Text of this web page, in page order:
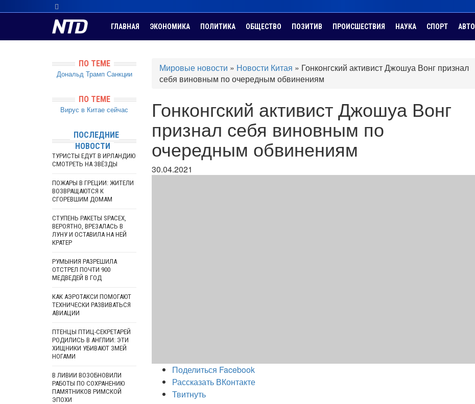
ГЛАВНАЯ ЭКОНОМИКА ПОЛИТИКА ОБЩЕСТВО ПОЗИТИВ ПРОИСШЕСТВИЯ НАУКА СПОРТ АВТО
Мировые новости » Новости Китая » Гонконгский активист Джошуа Вонг признал
себя виновным по очередным обвинениям
Гонконгский активист Джошуа Вонг
признал себя виновным по
очередным обвинениям
30.04.2021
Поделиться Facebook
Рассказать ВКонтакте
Твитнуть
ПО ТЕМЕ
Дональд Трамп Санкции
ПО ТЕМЕ
Вирус в Китае сейчас
ПОСЛЕДНИЕ
НОВОСТИ
ТУРИСТЫ ЕДУТ В ИРЛАНДИЮ
СМОТРЕТЬ НА ЗВЁЗДЫ
ПОЖАРЫ В ГРЕЦИИ: ЖИТЕЛИ
ВОЗВРАЩАЮТСЯ К
СГОРЕВШИМ ДОМАМ
СТУПЕНЬ РАКЕТЫ SPACEX,
ВЕРОЯТНО, ВРЕЗАЛАСЬ В
ЛУНУ И ОСТАВИЛА НА НЕЙ
КРАТЕР
РУМЫНИЯ РАЗРЕШИЛА
ОТСТРЕЛ ПОЧТИ 900
МЕДВЕДЕЙ В ГОД
КАК АЭРОТАКСИ ПОМОГАЮТ
ТЕХНИЧЕСКИ РАЗВИВАТЬСЯ
АВИАЦИИ
ПТЕНЦЫ ПТИЦ-СЕКРЕТАРЕЙ
РОДИЛИСЬ В АНГЛИИ: ЭТИ
ХИЩНИКИ УБИВАЮТ ЗМЕЙ
НОГАМИ
В ЛИВИИ ВОЗОБНОВИЛИ
РАБОТЫ ПО СОХРАНЕНИЮ
ПАМЯТНИКОВ РИМСКОЙ
ЭПОХИ